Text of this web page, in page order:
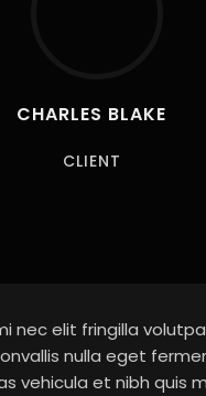
CHARLES BLAKE
CLIENT
nec elit fringilla
nulla eget
vehicula et nibh quis